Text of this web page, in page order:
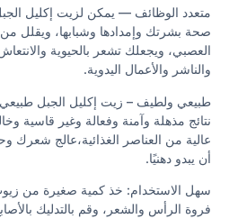
متعدد الوظائف — يمكن لزيت إكليل
صحة بشرتك وإمدادها وشبابها، ويقلل من
العصبي، ويجعلك تشعر بالحيوية
والناشر والأعمال اليدوية.
طبيعي ولطيف – زيت إكليل الجبل طبيعي
نتائج مذهلة وآمنة وفعالة وغير قاسية
عالية من العناصر الغذائية،عالج
أن يبدو دهنيًا.
سهل الاستخدام: خذ كمية صغيرة من